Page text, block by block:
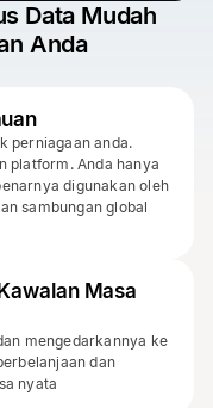
Data Mudah
Anda
perniagaan anda.
platform. Anda hanya
digunakan oleh
sambungan global
Masa
mengedarkannya ke
dan
nyata